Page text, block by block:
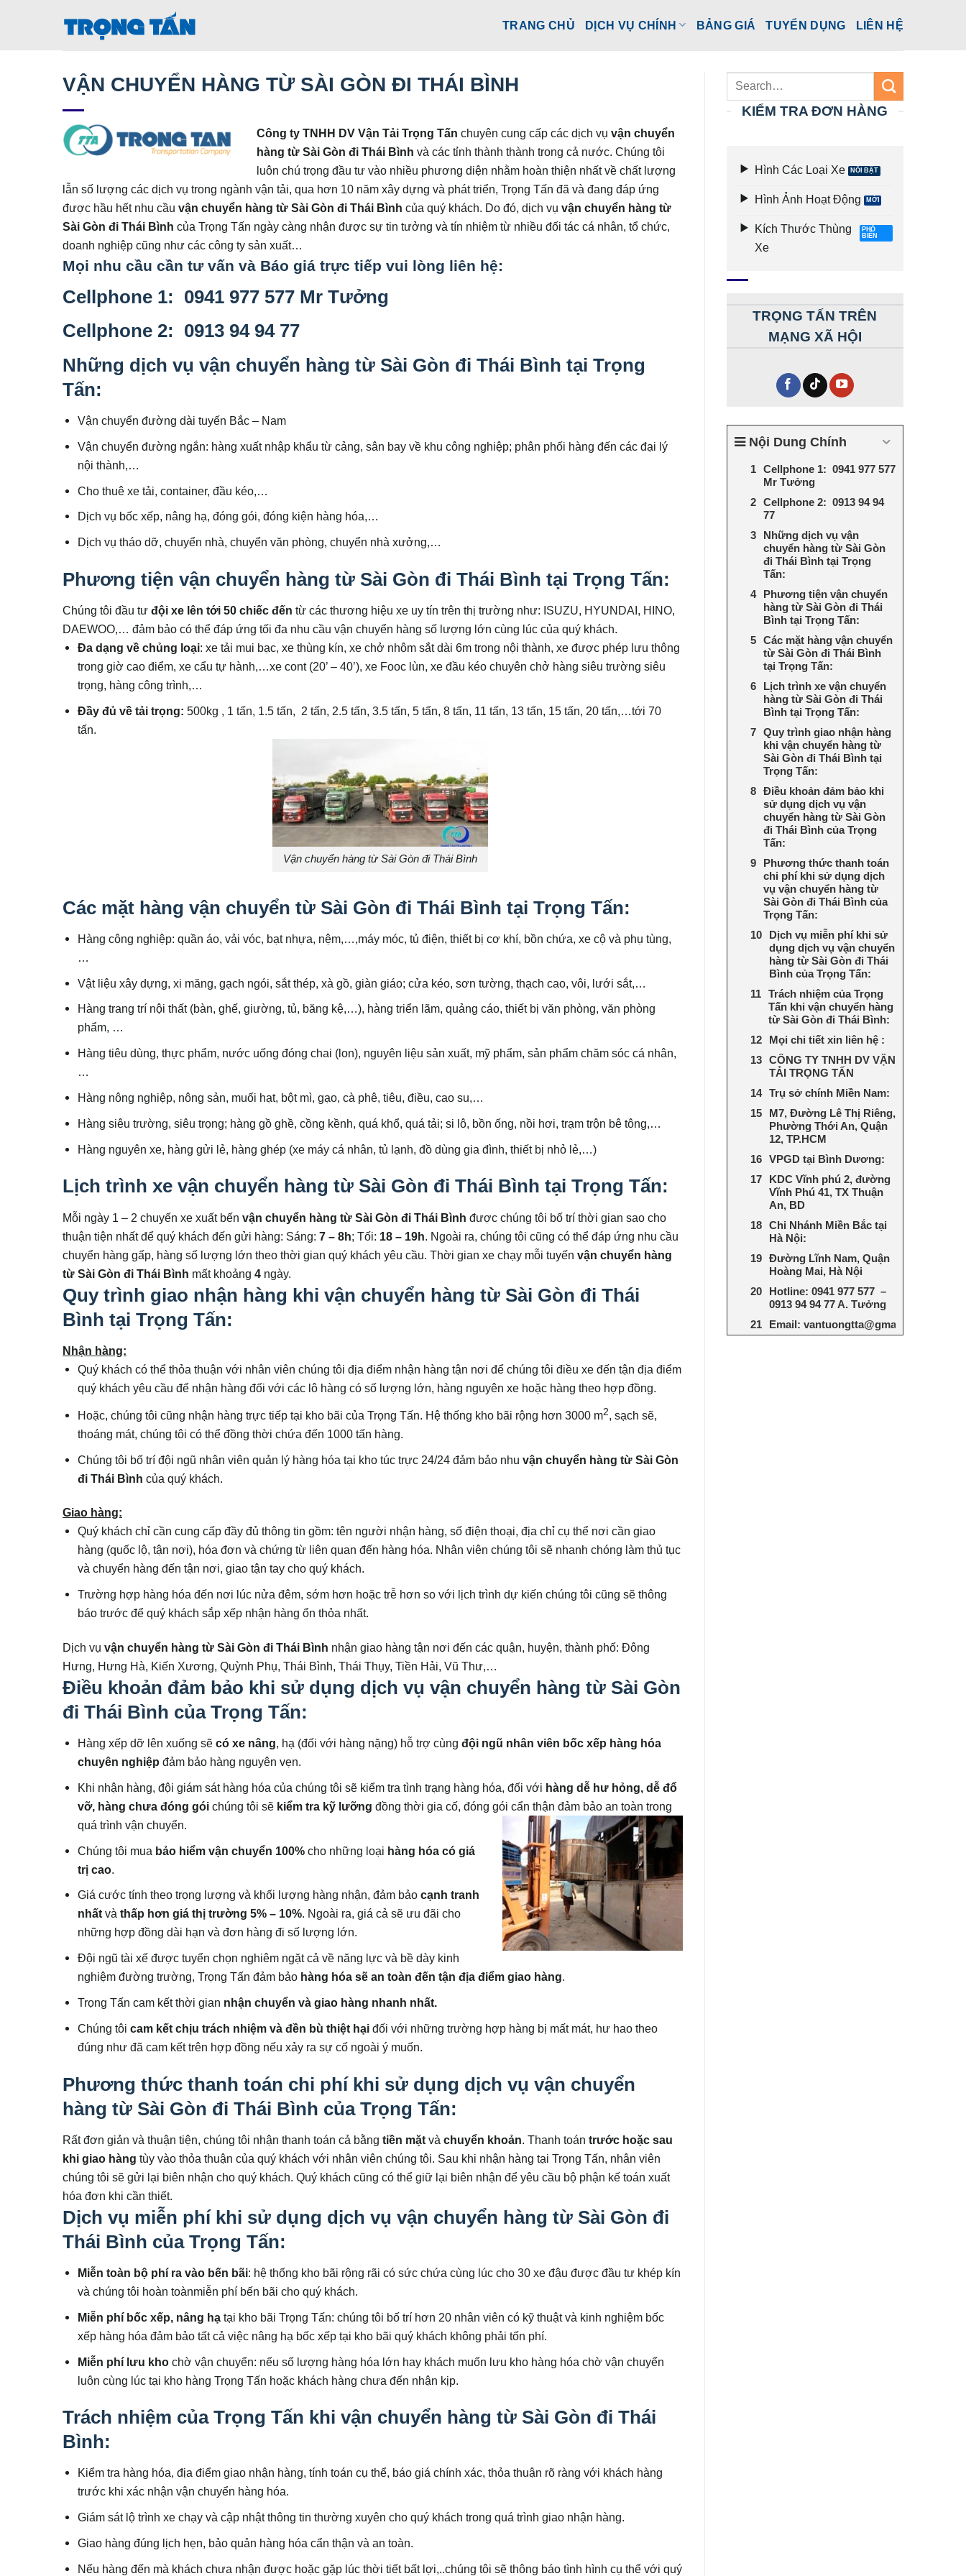
TRANG CHỦ DỊCH VỤ CHÍNH BẢNG GIÁ TUYỂN DỤNG LIÊN HỆ
VẬN CHUYỂN HÀNG TỪ SÀI GÒN ĐI THÁI BÌNH
Công ty TNHH DV Vận Tải Trọng Tấn chuyên cung cấp các dịch vụ vận chuyển
hàng từ Sài Gòn đi Thái Bình và các tỉnh thành thành trong cả nước. Chúng tôi
luôn chú trọng đầu tư vào nhiều phương diện nhằm hoàn thiện nhất về chất lượng
lẫn số lượng các dịch vụ trong ngành vận tải, qua hơn 10 năm xây dựng và phát triển, Trọng Tấn đã và đang đáp ứng
được hầu hết nhu cầu vận chuyển hàng từ Sài Gòn đi Thái Bình của quý khách. Do đó, dịch vụ vận chuyển hàng từ
Sài Gòn đi Thái Bình của Trọng Tấn ngày càng nhận được sự tin tưởng và tín nhiệm từ nhiều đối tác cá nhân, tổ chức,
doanh nghiệp cũng như các công ty sản xuất…
Mọi nhu cầu cần tư vấn và Báo giá trực tiếp vui lòng liên hệ:
Cellphone 1: 0941 977 577 Mr Tưởng
Cellphone 2: 0913 94 94 77
Những dịch vụ vận chuyển hàng từ Sài Gòn đi Thái Bình tại Trọng
Tấn:
Vận chuyển đường dài tuyến Bắc – Nam
Vận chuyển đường ngắn: hàng xuất nhập khẩu từ cảng, sân bay về khu công nghiệp; phân phối hàng đến các đại lý
nội thành,…
Cho thuê xe tải, container, đầu kéo,…
Dịch vụ bốc xếp, nâng hạ, đóng gói, đóng kiện hàng hóa,…
Dịch vụ tháo dỡ, chuyển nhà, chuyển văn phòng, chuyển nhà xưởng,…
Phương tiện vận chuyển hàng từ Sài Gòn đi Thái Bình tại Trọng Tấn:
Chúng tôi đầu tư đội xe lên tới 50 chiếc đến từ các thương hiệu xe uy tín trên thị trường như: ISUZU, HYUNDAI, HINO,
DAEWOO,… đảm bảo có thể đáp ứng tối đa nhu cầu vận chuyển hàng số lượng lớn cùng lúc của quý khách.
Đa dạng về chủng loại: xe tải mui bạc, xe thùng kín, xe chở nhôm sắt dài 6m trong nội thành, xe được phép lưu thông
trong giờ cao điểm, xe cẩu tự hành,…xe cont (20’ – 40’), xe Fooc lùn, xe đầu kéo chuyên chở hàng siêu trường siêu
trọng, hàng công trình,…
Đầy đủ về tải trọng:500kg , 1 tấn, 1.5 tấn, 2 tấn, 2.5 tấn, 3.5 tấn, 5 tấn, 8 tấn, 11 tấn, 13 tấn, 15 tấn, 20 tấn,…tới 70
tấn.
Vận chuyển hàng từ Sài Gòn đi Thái Bình
Các mặt hàng vận chuyển từ Sài Gòn đi Thái Bình tại Trọng Tấn:
Hàng công nghiệp: quần áo, vải vóc, bạt nhựa, nệm,…,máy móc, tủ điện, thiết bị cơ khí, bồn chứa, xe cộ và phụ tùng,
…
Vật liệu xây dựng, xi măng, gạch ngói, sắt thép, xà gồ, giàn giáo; cửa kéo, sơn tường, thạch cao, vôi, lưới sắt,…
Hàng trang trí nội thất (bàn, ghế, giường, tủ, băng kệ,…), hàng triển lãm, quảng cáo, thiết bị văn phòng, văn phòng
phẩm, …
Hàng tiêu dùng, thực phẩm, nước uống đóng chai (lon), nguyên liệu sản xuất, mỹ phẩm, sản phẩm chăm sóc cá nhân,
…
Hàng nông nghiệp, nông sản, muối hạt, bột mì, gạo, cà phê, tiêu, điều, cao su,…
Hàng siêu trường, siêu trọng; hàng gồ ghề, cồng kềnh, quá khổ, quá tải; si lô, bồn ống, nồi hơi, trạm trộn bê tông,…
Hàng nguyên xe, hàng gửi lẻ, hàng ghép (xe máy cá nhân, tủ lạnh, đồ dùng gia đình, thiết bị nhỏ lẻ,…)
Lịch trình xe vận chuyển hàng từ Sài Gòn đi Thái Bình tại Trọng Tấn:
Mỗi ngày 1 – 2 chuyến xe xuất bến vận chuyển hàng từ Sài Gòn đi Thái Bình được chúng tôi bố trí thời gian sao cho
thuận tiện nhất để quý khách đến gửi hàng: Sáng: 7 – 8h; Tối: 18 – 19h . Ngoài ra, chúng tôi cũng có thể đáp ứng nhu cầu
chuyển hàng gấp, hàng số lượng lớn theo thời gian quý khách yêu cầu. Thời gian xe chạy mỗi tuyến vận chuyển hàng
từ Sài Gòn đi Thái Bình mất khoảng 4 ngày.
Quy trình giao nhận hàng khi vận chuyển hàng từ Sài Gòn đi Thái
Bình tại Trọng Tấn:
Nhận hàng:
Quý khách có thể thỏa thuận với nhân viên chúng tôi địa điểm nhận hàng tận nơi để chúng tôi điều xe đến tận địa điểm
quý khách yêu cầu để nhận hàng đối với các lô hàng có số lượng lớn, hàng nguyên xe hoặc hàng theo hợp đồng.
Hoặc, chúng tôi cũng nhận hàng trực tiếp tại kho bãi của Trọng Tấn. Hệ thống kho bãi rộng hơn 3000 m2, sạch sẽ,
thoáng mát, chúng tôi có thể đồng thời chứa đến 1000 tấn hàng.
Chúng tôi bố trí đội ngũ nhân viên quản lý hàng hóa tại kho túc trực 24/24 đảm bảo nhuvận chuyển hàng từ Sài Gòn
điThái Bình của quý khách.
Giao hàng:
Quý khách chỉ cần cung cấp đầy đủ thông tin gồm: tên người nhận hàng, số điện thoại, địa chỉ cụ thể nơi cần giao
hàng (quốc lộ, tận nơi), hóa đơn và chứng từ liên quan đến hàng hóa. Nhân viên chúng tôi sẽ nhanh chóng làm thủ tục
và chuyển hàng đến tận nơi, giao tận tay cho quý khách.
Trường hợp hàng hóa đến nơi lúc nửa đêm, sớm hơn hoặc trễ hơn so với lịch trình dự kiến chúng tôi cũng sẽ thông
báo trước để quý khách sắp xếp nhận hàng ổn thỏa nhất.
Dịch vụ vận chuyển hàng từ Sài Gòn đi Thái Bình nhận giao hàng tận nơi đến các quận, huyện, thành phố: Đông
Hưng, Hưng Hà, Kiến Xương, Quỳnh Phụ, Thái Bình, Thái Thụy, Tiền Hải, Vũ Thư,…
Điều khoản đảm bảo khi sử dụng dịch vụ vận chuyển hàng từ Sài Gòn
đi Thái Bình của Trọng Tấn:
Hàng xếp dỡ lên xuống sẽcó xe nâng, hạ (đối với hàng nặng) hỗ trợ cùngđội ngũ nhân viên bốc xếp hàng hóa
chuyên nghiệpđảm bảo hàng nguyên vẹn.
Khi nhận hàng, đội giám sát hàng hóa của chúng tôi sẽ kiểm tra tình trạng hàng hóa, đối với hàng dễ hư hỏng, dễ đổ
vỡ, hàng chưa đóng gói chúng tôi sẽ kiểm tra kỹ lưỡng đồng thời gia cố, đóng gói cẩn thận đảm bảo an toàn trong
quá trình vận chuyển.
Chúng tôi mua bảo hiểm vận chuyển 100% cho những loại hàng hóa có giá
trị cao
Giá cước tính theo trọng lượng và khối lượng hàng nhận, đảm bảocạnh tranh
nhất vàthấp hơn giá thị trường 5% – 10%. Ngoài ra, giá cả sẽ ưu đãi cho
những hợp đồng dài hạn và đơn hàng đi số lượng lớn.
Đội ngũ tài xế được tuyển chọn nghiêm ngặt cả về năng lực và bề dày kinh
nghiệm đường trường, Trọng Tấn đảm bảo hàng hóa sẽ an toàn đến tận địa điểm giao hàng.
Trọng Tấn cam kết thời gian nhận chuyển và giao hàng nhanh nhất.
Chúng tôicam kết chịu trách nhiệm và đền bù thiệt hạiđối với những trường hợp hàng bị mất mát, hư hao theo
đúng như đã cam kết trên hợp đồng nếu xảy ra sự cố ngoài ý muốn.
Phương thức thanh toán chi phí khi sử dụng dịch vụ vận chuyển
hàng từ Sài Gòn đi Thái Bình của Trọng Tấn:
Rất đơn giản và thuận tiện, chúng tôi nhận thanh toán cả bằng tiền mặt và chuyển khoản. Thanh toán trước hoặc sau
khi giao hàng tùy vào thỏa thuận của quý khách với nhân viên chúng tôi. Sau khi nhận hàng tại Trọng Tấn, nhân viên
chúng tôi sẽ gửi lại biên nhận cho quý khách. Quý khách cũng có thể giữ lại biên nhận để yêu cầu bộ phận kế toán xuất
hóa đơn khi cần thiết.
Dịch vụ miễn phí khi sử dụng dịch vụ vận chuyển hàng từ Sài Gòn đi
Thái Bình của Trọng Tấn:
Miễn toàn bộ phí ra vào bến bãi: hệ thống kho bãi rộng rãi có sức chứa cùng lúc cho 30 xe đậu được đầu tư khép kín
và chúng tôi hoàn toànmiễn phí bến bãi cho quý khách.
Miễn phí bốc xếp, nâng hạ tại kho bãi Trọng Tấn: chúng tôi bố trí hơn 20 nhân viên có kỹ thuật và kinh nghiệm bốc
xếp hàng hóa đảm bảo tất cả việc nâng hạ bốc xếp tại kho bãi quý khách không phải tốn phí.
Miễn phí lưu kho chờ vận chuyển: nếu số lượng hàng hóa lớn hay khách muốn lưu kho hàng hóa chờ vận chuyển
luôn cùng lúc tại kho hàng Trọng Tấn hoặc khách hàng chưa đến nhận kịp.
Trách nhiệm của Trọng Tấn khi vận chuyển hàng từ Sài Gòn đi Thái
Bình:
Kiểm tra hàng hóa, địa điểm giao nhận hàng, tính toán cụ thể, báo giá chính xác, thỏa thuận rõ ràng với khách hàng
trước khi xác nhận vận chuyển hàng hóa.
Giám sát lộ trình xe chạy và cập nhật thông tin thường xuyên cho quý khách trong quá trình giao nhận hàng.
Giao hàng đúng lịch hẹn, bảo quản hàng hóa cẩn thận và an toàn.
Nếu hàng đến mà khách chưa nhận được hoặc gặp lúc thời tiết bất lợi,..chúng tôi sẽ thông báo tình hình cụ thể với quý
KIỂM TRA ĐƠN HÀNG
Hình Các Loại Xe
Hình Ảnh Hoạt Động
Kích Thước Thùng
Xe
TRỌNG TẤN TRÊN
MẠNG XÃ HỘI
Nội Dung Chính
Cellphone 1: 0941 977 577
Mr Tưởng
Cellphone 2: 0913 94 94
77
Những dịch vụ vận
chuyển hàng từ Sài Gòn
đi Thái Bình tại Trọng
Tấn:
Phương tiện vận chuyển
hàng từ Sài Gòn đi Thái
Bình tại Trọng Tấn:
Các mặt hàng vận chuyển
từ Sài Gòn đi Thái Bình
tại Trọng Tấn:
Lịch trình xe vận chuyển
hàng từ Sài Gòn đi Thái
Bình tại Trọng Tấn:
Quy trình giao nhận hàng
khi vận chuyển hàng từ
Sài Gòn đi Thái Bình tại
Trọng Tấn:
Điều khoản đảm bảo khi
sử dụng dịch vụ vận
chuyển hàng từ Sài Gòn
đi Thái Bình của Trọng
Tấn:
Phương thức thanh toán
chi phí khi sử dụng dịch
vụ vận chuyển hàng từ
Sài Gòn đi Thái Bình của
Trọng Tấn:
Dịch vụ miễn phí khi sử
dụng dịch vụ vận chuyển
hàng từ Sài Gòn đi Thái
Bình của Trọng Tấn:
Trách nhiệm của Trọng
Tấn khi vận chuyển hàng
từ Sài Gòn đi Thái Bình:
Mọi chi tiết xin liên hệ :
CÔNG TY TNHH DV VẬN
TẢI TRỌNG TẤN
Trụ sở chính Miền Nam:
M7, Đường Lê Thị Riêng,
Phường Thới An, Quận
12, TP.HCM
VPGD tại Bình Dương:
KDC Vĩnh phú 2, đường
Vĩnh Phú 41, TX Thuận
An, BD
Chi Nhánh Miền Bắc tại
Hà Nội:
Đường Lĩnh Nam, Quận
Hoàng Mai, Hà Nội
Hotline: 0941 977 577 –
0913 94 94 77 A. Tưởng
Email: vantuongtta@gmail.com